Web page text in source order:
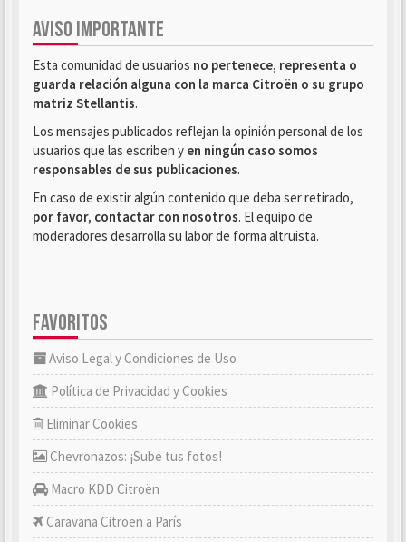
AVISO IMPORTANTE
Esta comunidad de usuarios no pertenece, representa o
guarda relación alguna con la marca Citroën o su grupo
matriz Stellantis.
Los mensajes publicados reflejan la opinión personal de los
usuarios que las escriben y en ningún caso somos
responsables de sus publicaciones.
En caso de existir algún contenido que deba ser retirado,
por favor, contactar con nosotros. El equipo de
moderadores desarrolla su labor de forma altruista.
FAVORITOS
Aviso Legal y Condiciones de Uso
Política de Privacidad y Cookies
Eliminar Cookies
Chevronazos: ¡Sube tus fotos!
Macro KDD Citroën
Caravana Citroën a París